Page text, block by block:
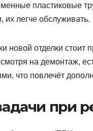
пластиковые
легче обслуживать.
новой отделки стоит
на демонтаж,
что повлечёт
при